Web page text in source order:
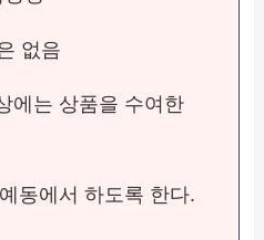
없음
에는 상품을 수여한
동에서 하도록 한다.